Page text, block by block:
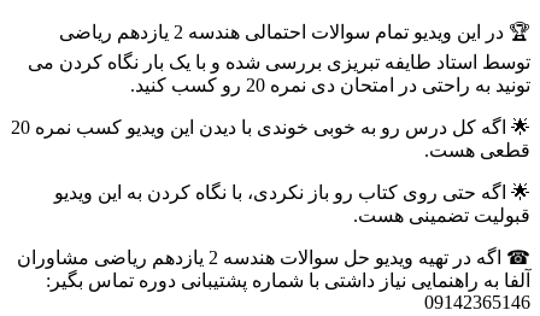
🏆 در این ویدیو تمام سوالات احتمالی هندسه 2 یازدهم ریاضی
توسط استاد طایفه تبریزی بررسی شده و با یک بار نگاه کردن می
تونید به راحتی در امتحان دی نمره 20 رو کسب کنید.
🌟 اگه کل درس رو به خوبی خوندی با دیدن این ویدیو کسب نمره 20
قطعی هست.
🌟 اگه حتی روی کتاب رو باز نکردی، با نگاه کردن به این ویدیو
قبولیت تضمینی هست.
☎ اگه در تهیه ویدیو حل سوالات هندسه 2 یازدهم ریاضی مشاوران
آلفا به راهنمایی نیاز داشتی با شماره پشتیبانی دوره تماس بگیر:
09142365146